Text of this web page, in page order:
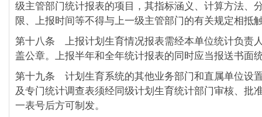
级主管部门统计报表的项目，其指标涵义、计算方法、
限、上报时间等不得与上一级主管部门的有关规定相抵
第十八条 上报计划生育情况报表需经本单位统计负责
盖公章。上报半年和全年统计报表的同时应当报送书面
第十九条 计划生育系统的其他业务部门和直属单位设
及专门统计调查表须经同级计划生育统计部门审核、批
一表号后方可制发。